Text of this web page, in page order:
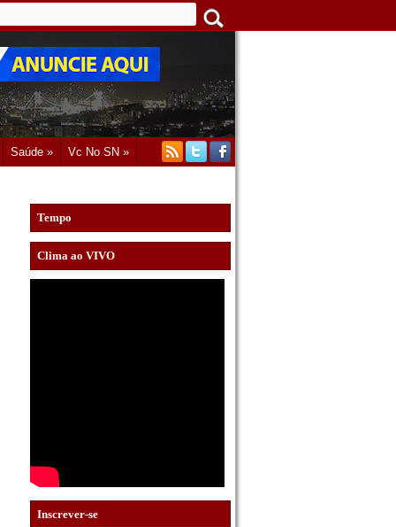
Saúde » Vc No SN »
Tempo
Clima ao VIVO
Inscrever-se